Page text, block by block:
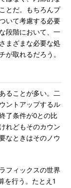
とだ。もちろんプ
いて考慮する必要
段階において、一
まざまな必要な処
が取れるだろう。
ることが多い。二
ントアップするル
了条件が0との比
れどもそのカウン
なときはそのノウ
フィックスの世界
を行う。たとえ1